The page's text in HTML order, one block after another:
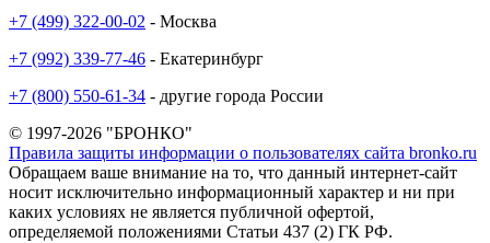
+7 (499) 322-00-02 - Москва
+7 (992) 339-77-46 - Екатеринбург
+7 (800) 550-61-34 - другие города России
© 1997-2026 "БРОНКО"
Правила защиты информации о пользователях сайта bronko.ru
Обращаем ваше внимание на то, что данный интернет-сайт
носит исключительно информационный характер и ни при
каких условиях не является публичной офертой,
определяемой положениями Статьи 437 (2) ГК РФ.